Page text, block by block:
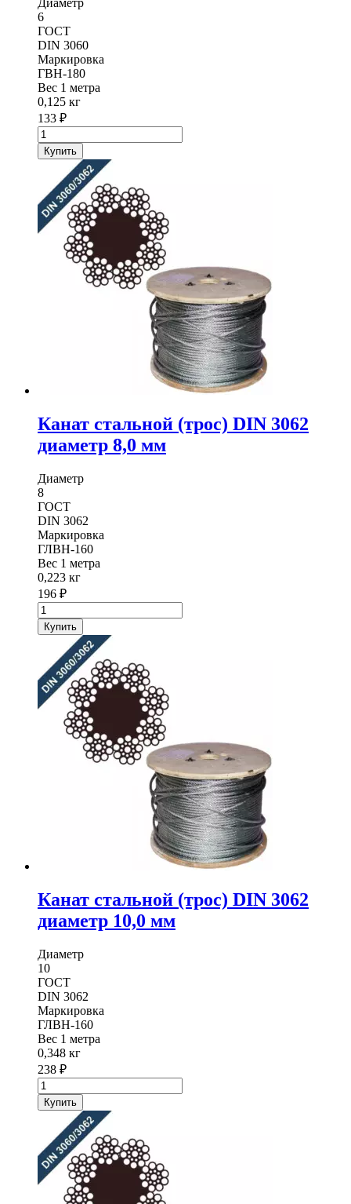
Диаметр
6
ГОСТ
DIN 3060
Маркировка
ГВН-180
Вес 1 метра
0,125 кг
133 ₽
Количество
товара
Канат
стальной
(трос)
DIN
3060
диаметр
Купить
Канат стальной (трос) DIN 3062
диаметр 8,0 мм
Диаметр
8
ГОСТ
DIN 3062
Маркировка
ГЛВН-160
Вес 1 метра
0,223 кг
196 ₽
Количество
товара
Канат
стальной
(трос)
DIN
3062
диаметр
Купить
Канат стальной (трос) DIN 3062
диаметр 10,0 мм
Диаметр
10
ГОСТ
DIN 3062
Маркировка
ГЛВН-160
Вес 1 метра
0,348 кг
238 ₽
Количество
товара
Канат
стальной
(трос)
DIN
3062
диаметр
Купить